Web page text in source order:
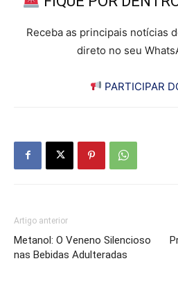
Receba as principais notícias
direto no seu
PARTICIPAR
Artigo anterior
Metanol: O Veneno Silencioso
nas Bebidas Adulteradas